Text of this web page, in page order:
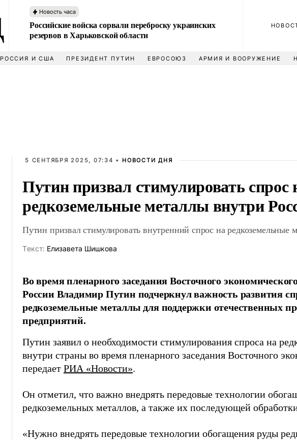
Новость часа
Российские войска сорвали переброску украинских
резервов в Харьковской области
РОССИЯ И США ПРЕЗИДЕНТ ПУТИН ЕВРОСОЮЗ АРМИЯ И ВООРУЖЕНИЕ
5 СЕНТЯБРЯ 2025, 07:34 • НОВОСТИ ДНЯ
Путин призвал стимулировать спрос
редкоземельные металлы внутри
Путин призвал стимулировать внутренний спрос на редкоземельные
Tекст: Елизавета Шишкова
Во время пленарного заседания Восточного
России Владимир Путин подчеркнул важность развития
редкоземельные металлы для поддержки отечественных
предприятий.
Путин заявил о необходимости стимулирования спроса на
внутри страны во время пленарного заседания Восточного
передает РИА «Новости».
Он отметил, что важно внедрять передовые технологии
редкоземельных металлов, а также их последующей
«Нужно внедрять передовые технологии обогащения руды